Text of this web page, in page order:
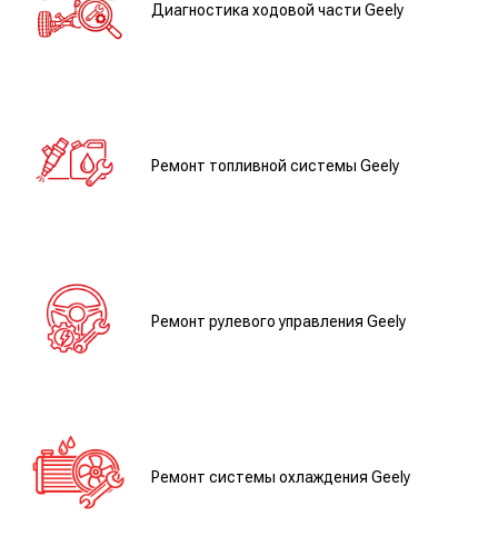
Диагностика ходовой части Geely
Ремонт топливной системы Geely
Ремонт рулевого управления Geely
Ремонт системы охлаждения Geely